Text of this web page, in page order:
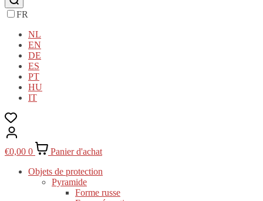
FR
NL
EN
DE
ES
PT
HU
IT
€0,00 0
Panier d'achat
Objets de protection
Pyramide
Forme russe